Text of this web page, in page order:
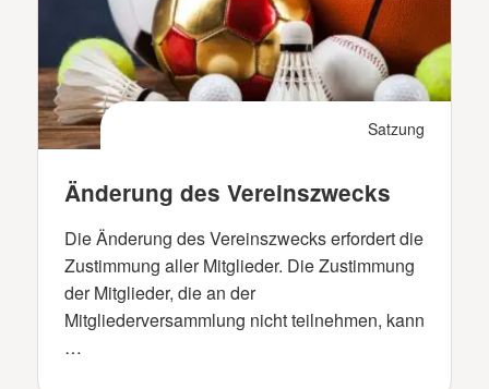
Satzung
Änderung des Vereinszwecks
Die Änderung des Vereinszwecks erfordert die
Zustimmung aller Mitglieder. Die Zustimmung
der Mitglieder, die an der
Mitgliederversammlung nicht teilnehmen, kann
…